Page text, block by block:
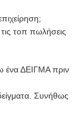
τοπ πωλήσεις
ΔΕΙΓΜΑ πριν
Συνήθως